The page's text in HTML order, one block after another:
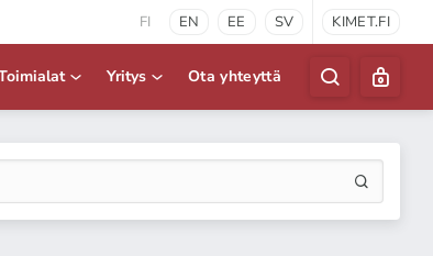
FI EN EE SV KIMET.FI
Yritys Ota yhteyttä